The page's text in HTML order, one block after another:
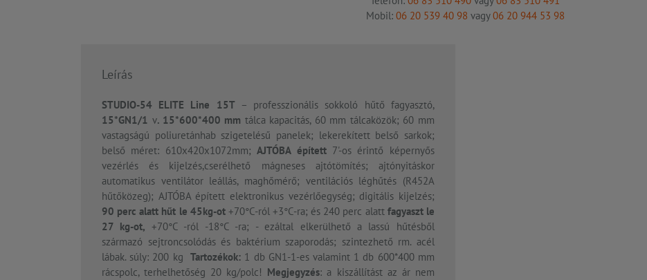
Mobil: 06 20 539 40 98 vagy06 20 944 53 98
Leírás
STUDIO-54 ELITE Line 15T – professzionális sokkoló hűtő fagyasztó,
15*GN1/1 v. 15*600*400 mm tálca kapacitás, 60 mm tálcaközök; 60 mm
vastagságú poliuretánhab szigetelésű panelek; lekerekített belső sarkok;
belső méret: 610x420x1072mm;AJTÓBA épített7'-os érintő képernyős
vezérlés és kijelzés,cserélhető mágneses ajtótömítés; ajtónyitáskor
automatikus ventilátor leállás, maghőmérő; ventilációs léghűtés (R452A
hűtőközeg); AJTÓBA épített elektronikus vezérlőegység; digitális kijelzés;
90 perc alatt hűt le 45kg-ot +70°C-ról +3°C-ra; és 240 perc alatt fagyaszt le
27 kg-ot, +70°C -ról -18°C -ra; - ezáltal elkerülhető a lassú hűtésből
származó sejtroncsolódás és baktérium szaporodás; szintezhető rm. acél
lábak. súly: 200 kgTartozékok: 1 db GN1-1-es valamint 1 db 600*400 mm
rácspolc, terhelhetőség 20 kg/polc! Megjegyzés: a kiszállítást az ár nem